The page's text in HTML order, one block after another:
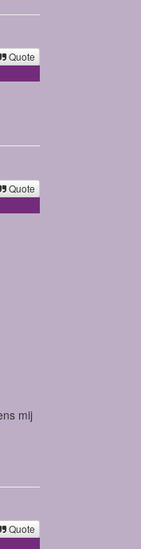
Quote
Quote
mij
Quote